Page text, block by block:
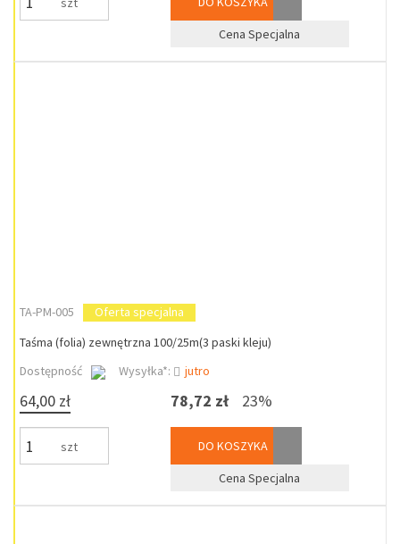
Cena Specjalna
TA-PM-005
Oferta specjalna
Taśma (folia) zewnętrzna 100/25m(3 paski kleju)
Dostępność
Wysyłka*: jutro
64,00 zł
szt
78,72 zł 23%
DO KOSZYKA
Cena Specjalna